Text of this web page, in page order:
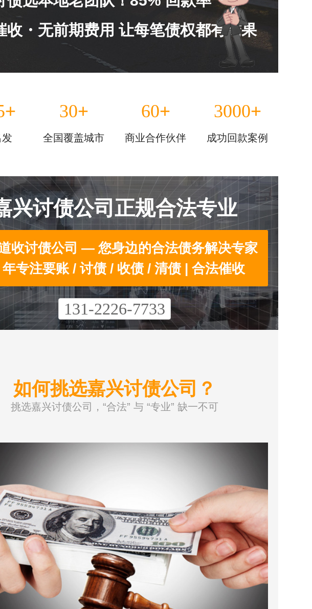
收・无前期费用 让每笔债权都有结果
+
发
30+
全国覆盖城市
60+
商业合作伙伴
3000+
成功回款案例
兴讨债公司正规合法专业
收讨债公司 — 您身边的合法债务解决专家
专注要账 / 讨债 / 收债 / 清债 | 合法催收
131-2226-7733
如何挑选嘉兴讨债公司？
挑选嘉兴讨债公司，“合法” 与 “专业” 缺一不可